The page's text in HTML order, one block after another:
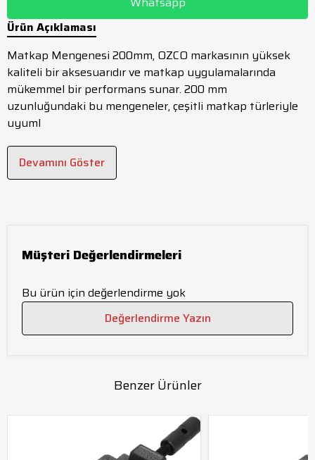
Ürün Açıklaması
Matkap Mengenesi 200mm, OZCO markasının yüksek
kaliteli bir aksesuarıdır ve matkap uygulamalarında
mükemmel bir performans sunar. 200 mm
uzunluğundaki bu mengeneler, çeşitli matkap türleriyle
uyuml
Devamını Göster
Müşteri Değerlendirmeleri
Bu ürün için değerlendirme yok
Değerlendirme Yazın
Benzer Ürünler